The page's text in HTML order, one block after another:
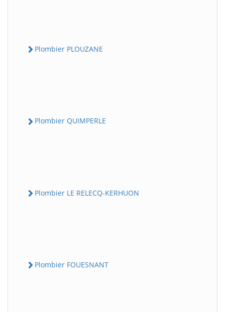
Plombier PLOUZANE
Plombier QUIMPERLE
Plombier LE RELECQ-KERHUON
Plombier FOUESNANT